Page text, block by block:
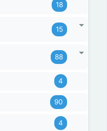
18
15
88
4
90
4